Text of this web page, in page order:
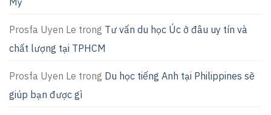
Prosfa Uyen Le trong Tư vấn du học Úc ở đâu uy tín và
chất lượng tại TPHCM
Prosfa Uyen Le trong Du học tiếng Anh tại Philippines sẽ
giúp bạn được gì